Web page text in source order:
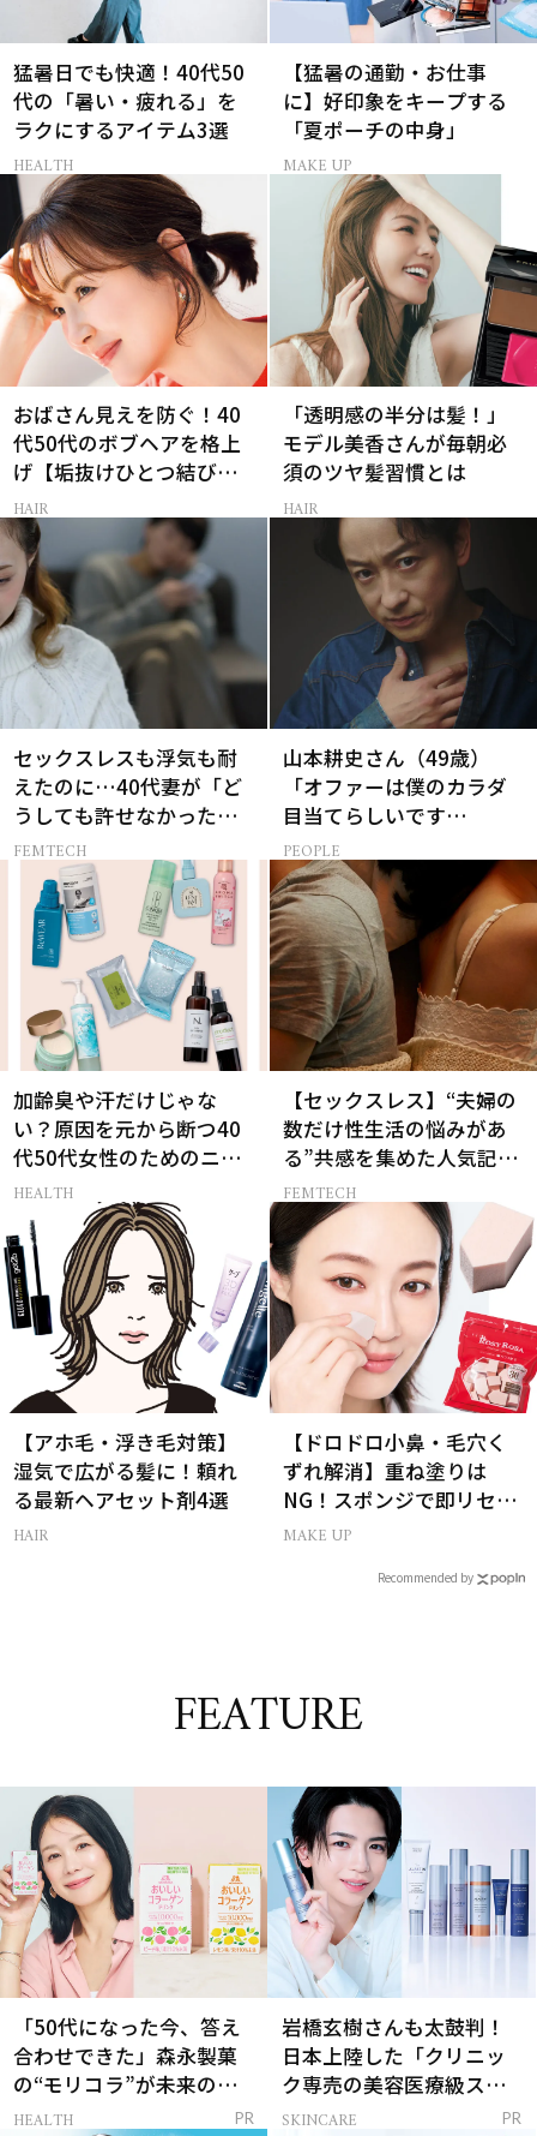
猛暑日でも快適！40代50
代の「暑い・疲れる」を
ラクにするアイテム3選
HEALTH
【猛暑の通勤・お仕事
に】好印象をキープする
「夏ポーチの中身」
MAKE UP
おばさん見えを防ぐ！40
代50代のボブヘアを格上
げ【垢抜けひとつ結び】
のルール
HAIR
「透明感の半分は髪！」
モデル美香さんが毎朝必
須のツヤ髪習慣とは
HAIR
セックスレスも浮気も耐
えたのに…40代妻が「ど
うしても許せなかった」
夫の一言
FEMTECH
山本耕史さん（49歳）
「オファーは僕のカラダ
目当てらしいです
（笑）」全編英語ミュー
ジカルへの挑戦
PEOPLE
加齢臭や汗だけじゃな
い？原因を元から断つ40
代50代女性のためのニオ
イケア
HEALTH
【セックスレス】“夫婦の
数だけ性生活の悩みがあ
る”共感を集めた人気記事
10選
FEMTECH
【アホ毛・浮き毛対策】
湿気で広がる髪に！頼れ
る最新ヘアセット剤4選
HAIR
【ドロドロ小鼻・毛穴く
ずれ解消】重ね塗りは
NG！スポンジで即リセッ
トするプロ技
MAKE UP
Recommended by
FEATURE
「50代になった今、答え
合わせできた」森永製菓
の“モリコラ”が未来のキ
レイを連れてくる！
HEALTH PR
岩橋玄樹さんも太鼓判！
日本上陸した「クリニッ
ク専売の美容医療級スキ
ンケア」
SKINCARE PR